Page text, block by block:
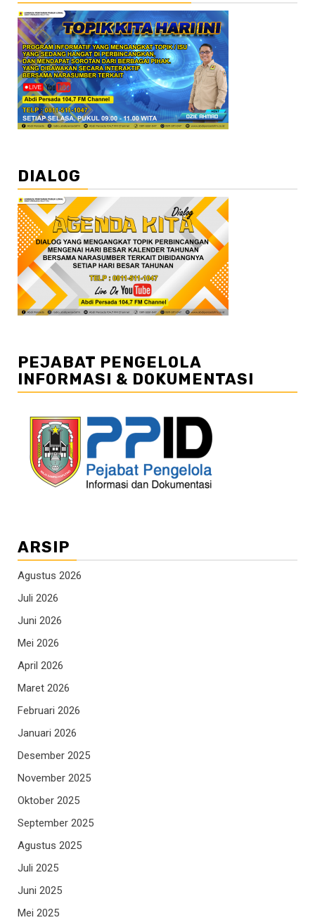
DIALOG
PEJABAT PENGELOLA
INFORMASI & DOKUMENTASI
ARSIP
Agustus 2026
Juli 2026
Juni 2026
Mei 2026
April 2026
Maret 2026
Februari 2026
Januari 2026
Desember 2025
November 2025
Oktober 2025
September 2025
Agustus 2025
Juli 2025
Juni 2025
Mei 2025